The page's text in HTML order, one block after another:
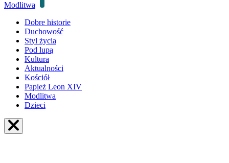
Modlitwa
Dobre historie
Duchowość
Styl życia
Pod lupą
Kultura
Aktualności
Kościół
Papież Leon XIV
Modlitwa
Dzieci